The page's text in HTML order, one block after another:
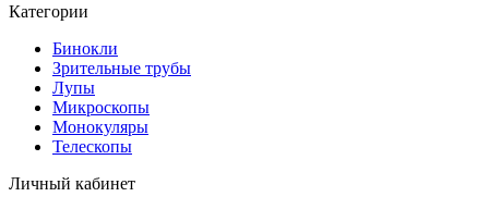
Категории
Бинокли
Зрительные трубы
Лупы
Микроскопы
Монокуляры
Телескопы
Личный кабинет